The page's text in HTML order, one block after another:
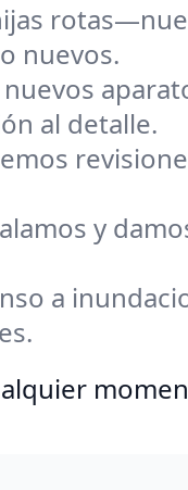
nuevos.
al detalle.
y
a